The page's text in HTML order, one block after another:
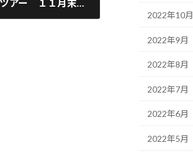
2023 シーカヤック体験ツアー １１月末にて今シーズンのサービスを終了とさせて頂きます！！
2022年10月
2022年9月
2022年8月
2022年7月
2022年6月
2022年5月